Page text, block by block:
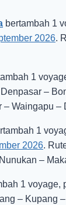
bertambah 1
2026.
1
–
Waingapu –
1
2026.
–
1 voyage,
– Kupang